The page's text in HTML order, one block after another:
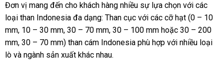
Đơn vị mang đến cho khách hàng nhiều sự lựa chọn với các
loại than Indonesia đa dạng: Than cục với các cỡ hạt (0 – 10
mm, 10 – 30 mm, 30 – 70 mm, 30 – 100 mm hoặc 30 – 200
mm, 30 – 70 mm) than cám Indonesia phù hợp với nhiều loại
lò và ngành sản xuất khác nhau.